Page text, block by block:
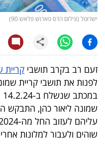
קריפטו
ויראלי
טלוויזיה
עסקי
ספורט
קריירה
ישרוטל (צילום הדס פארוש פלאש 90)
זעם רב בקרב תושבי קריית
לפנות את תושבי קריית
שמונה ליאור כהן, התבקש
שוהים ולעבור למלונות